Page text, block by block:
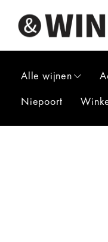
Alle wijnen
Niepoort